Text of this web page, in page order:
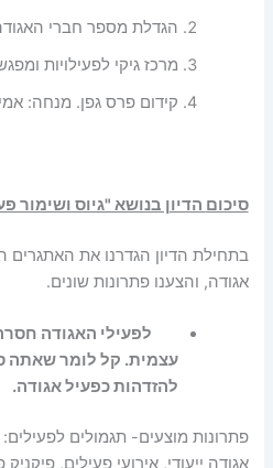
הגדלת מספר חברי
מרכז גיקי לפעילויות
קידום פרס גפן. מנחה:
סיכום הדיון בנושא "גיוס ושימור
בתחילת הדיון הגדרנו את האתגרים
אגודה, והצענו פתרונות שונים.
לפעילי האגודה
עצמית. קל לומר שאתה
להזדהות כפעיל אגודה.
פתרונות מוצעים- תגמולים
אגודה ייעודי, אירועי פעילים,